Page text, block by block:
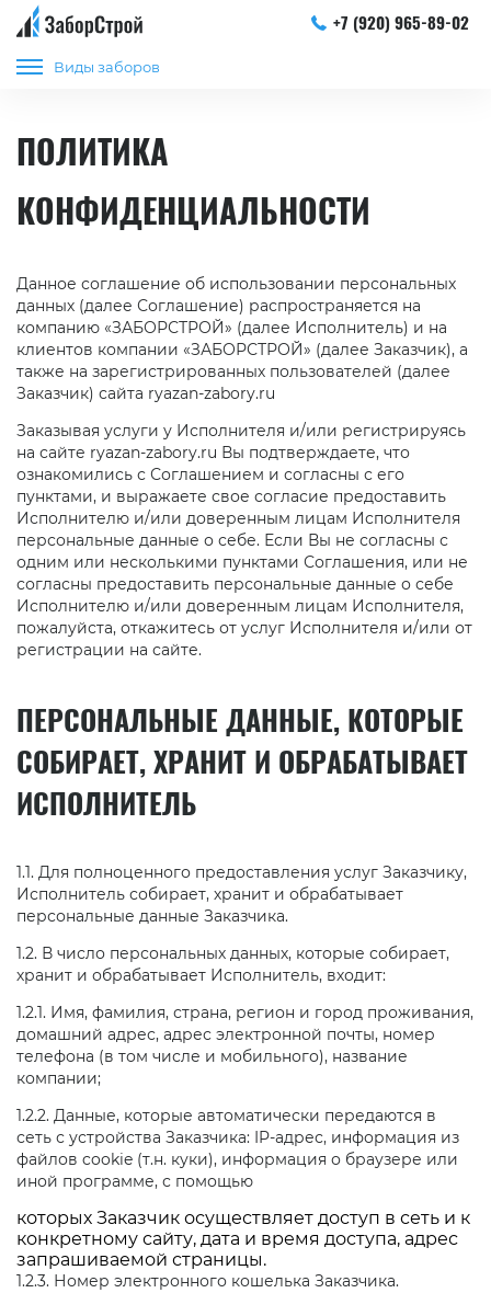
+7 (920) 965-89-02
Виды заборов
ПОЛИТИКА
КОНФИДЕНЦИАЛЬНОСТИ
Данное соглашение об использовании персональных
данных (далее Соглашение) распространяется на
компанию «ЗАБОРСТРОЙ» (далее Исполнитель) и на
клиентов компании «ЗАБОРСТРОЙ» (далее Заказчик), а
также на зарегистрированных пользователей (далее
Заказчик) сайта ryazan-zabory.ru
Заказывая услуги у Исполнителя и/или регистрируясь
на сайте ryazan-zabory.ru Вы подтверждаете, что
ознакомились с Соглашением и согласны с его
пунктами, и выражаете свое согласие предоставить
Исполнителю и/или доверенным лицам Исполнителя
персональные данные о себе. Если Вы не согласны с
одним или несколькими пунктами Соглашения, или не
согласны предоставить персональные данные о себе
Исполнителю и/или доверенным лицам Исполнителя,
пожалуйста, откажитесь от услуг Исполнителя и/или от
регистрации на сайте.
ПЕРСОНАЛЬНЫЕ ДАННЫЕ, КОТОРЫЕ
СОБИРАЕТ, ХРАНИТ И ОБРАБАТЫВАЕТ
ИСПОЛНИТЕЛЬ
1.1. Для полноценного предоставления услуг Заказчику,
Исполнитель собирает, хранит и обрабатывает
персональные данные Заказчика.
1.2. В число персональных данных, которые собирает,
хранит и обрабатывает Исполнитель, входит:
1.2.1. Имя, фамилия, страна, регион и город проживания,
домашний адрес, адрес электронной почты, номер
телефона (в том числе и мобильного), название
компании;
1.2.2. Данные, которые автоматически передаются в
сеть с устройства Заказчика: IP-адрес, информация из
файлов cookie (т.н. куки), информация о браузере или
иной программе, с помощью
которых Заказчик осуществляет доступ в сеть и к
конкретному сайту, дата и время доступа, адрес
запрашиваемой страницы.
1.2.3. Номер электронного кошелька Заказчика.